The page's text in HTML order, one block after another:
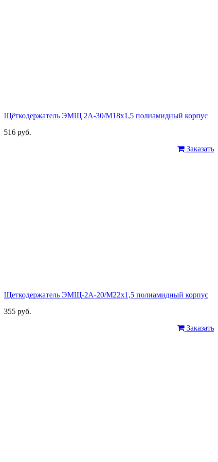
Щёткодержатель ЭМЩ 2А-30/М18х1,5 полиамидный корпус
516 руб.
Заказать
Щеткодержатель ЭМЩ-2А-20/М22х1,5 полиамидный корпус
355 руб.
Заказать